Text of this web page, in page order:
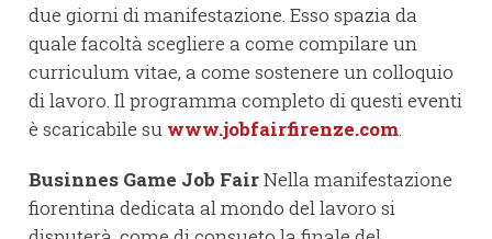
due giorni di manifestazione. Esso spazia da
quale facoltà scegliere a come compilare un
curriculum vitae, a come sostenere un colloquio
di lavoro. Il programma completo di questi eventi
è scaricabile su www.jobfairfirenze.com.
Businnes Game Job FairNella manifestazione
fiorentina dedicata al mondo del lavoro si